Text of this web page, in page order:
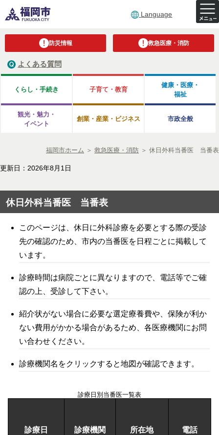
Language
防災情報 救急医療・消防
よくある質問
くらし・手続き 子育て・教育
健康・医療・
福祉
観光・魅力・
イベント
創業・産業・ビジネス 市政全般
福岡市ホーム ＞ 救急医療・消防 ＞ 休日外科当番医 当番表
更新日：2026年8月1日
休日外科当番医 当番表
このページは、休日に外科診療を必要とする際の受診
先の確認のため、市内の当番医を日程ごとに掲載して
います。
診療時間は病院ごとに異なりますので、電話等でご確
認の上、受診して下さい。
紹介状がない場合に必要な選定療養費や、保険が利か
ない費用がかかる場合があるため、各医療機関にお問
い合わせください。
診療機関名をクリックすると地図が確認できます。
診療日別当番医一覧表
診療日 診療機関 所在地 電話